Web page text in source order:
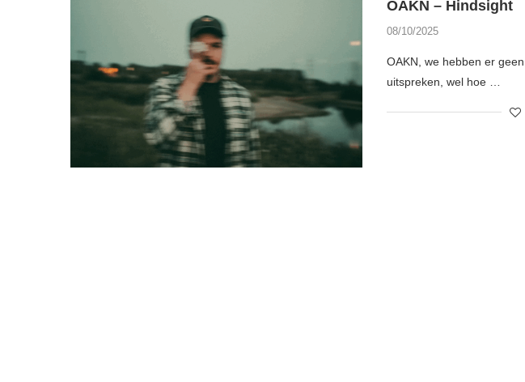
OAKN – Hindsight
08/10/2025
OAKN, we hebben er
uitspreken, wel hoe …